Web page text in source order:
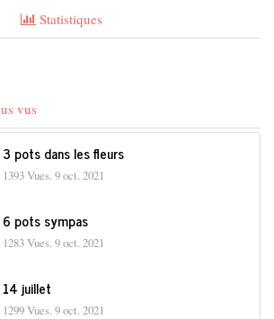
Statistiques
vus
3 pots dans les fleurs
1393 Vues. 9 oct. 2021
6 pots sympas
1283 Vues. 9 oct. 2021
14 juillet
1299 Vues. 9 oct. 2021